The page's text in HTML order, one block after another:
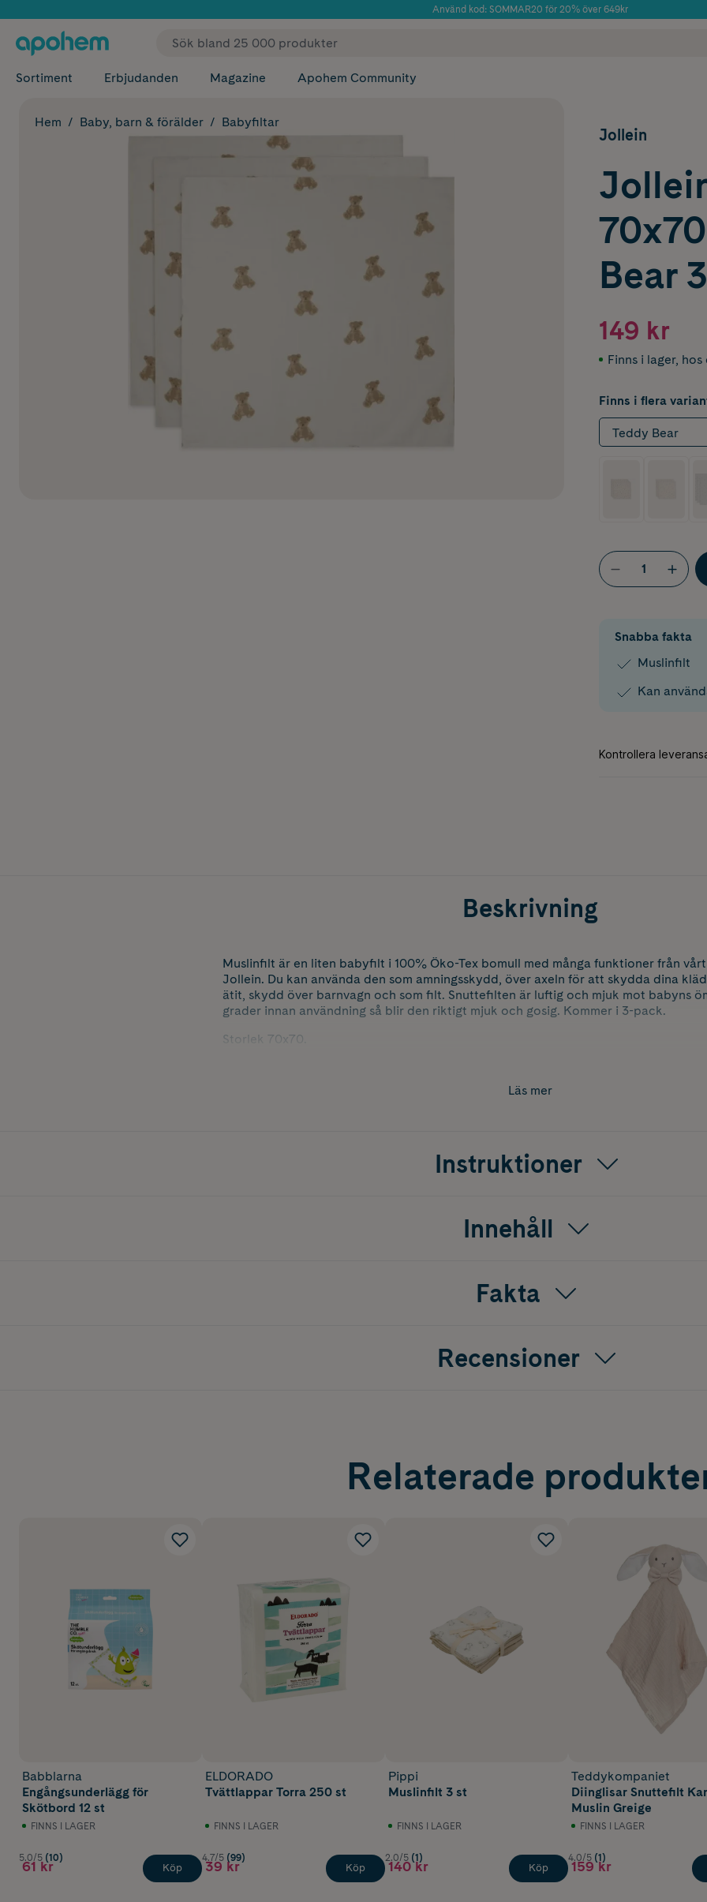
Använd kod: SOMMAR20 för 20% över 649kr
✓ Fri frakt
Sortiment Erbjudanden Magazine Apohem Community
Hem Baby, barn & förälder Babyfiltar
Jollein
Bear
149 kr
Finns i lager, hos
Finns i flera
Teddy Bear
Snabba fakta
Muslinfilt
Kan
Beskrivning
Muslinfilt är en liten babyfilt i 100% Öko-Tex bomull med många funktioner från
Jollein. Du kan använda den som amningsskydd, över axeln för att skydda dina
ätit, skydd över barnvagn och som filt. Snuttefilten är luftig och mjuk mot babyns
grader innan användning så blir den riktigt mjuk och gosig. Kommer i 3-pack.
Storlek 70x70.
Läs mer
Instruktioner
Innehåll
Fakta
Recensioner
Relaterade
Babblarna
Engångsunderlägg för
Skötbord 12 st
FINNS I LAGER
5.0/5 (10)
61 kr Köp
ELDORADO
Tvättlappar Torra 250 st
FINNS I LAGER
4.7/5 (99)
39 kr Köp
Pippi
Muslinfilt 3 st
FINNS I LAGER
2.0/5 (1)
140 kr Köp
Teddykompaniet
Diinglisar Snuttefilt
Muslin Greige
FINNS I LAGER
4.0/5 (1)
159 kr